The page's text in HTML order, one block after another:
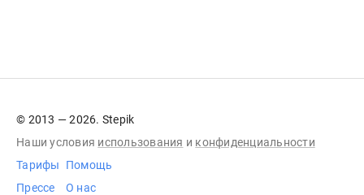
© 2013 — 2026. Stepik
Наши условия использования и конфиденциальности
Тарифы
Прессе
Помощь
О нас